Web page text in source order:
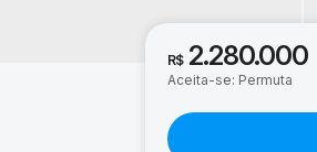
R$2.280.000
Aceita-se: Permuta